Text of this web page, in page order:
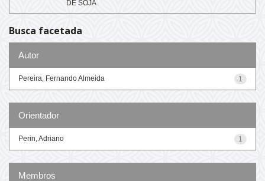
DE SOJA
Busca facetada
Autor
1
Pereira, Fernando Almeida
Orientador
1
Perin, Adriano
Membros